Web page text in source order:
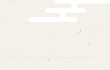
ルでお問い合わせ